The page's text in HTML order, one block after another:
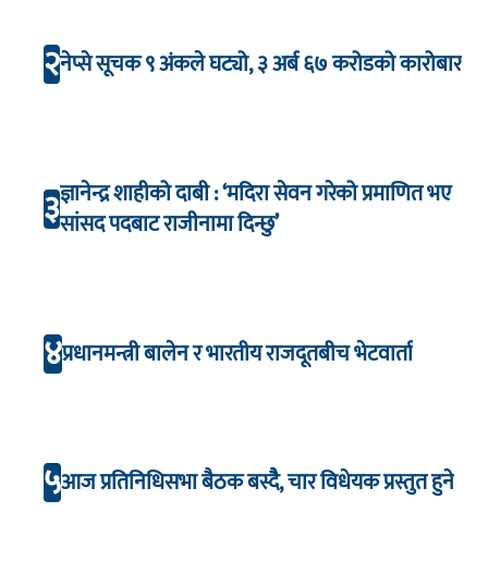
२नेप्से सूचक ९ अंकले घट्यो, ३ अर्ब ६७ करोडको कारोबार
३ज्ञानेन्द्र शाहीको दाबी : ‘मदिरा सेवन गरेको प्रमाणित भए
सांसद पदबाट राजीनामा दिन्छु’
४प्रधानमन्त्री बालेन र भारतीय राजदूतबीच भेटवार्ता
५आज प्रतिनिधिसभा बैठक बस्दैै, चार विधेयक प्रस्तुत हुने